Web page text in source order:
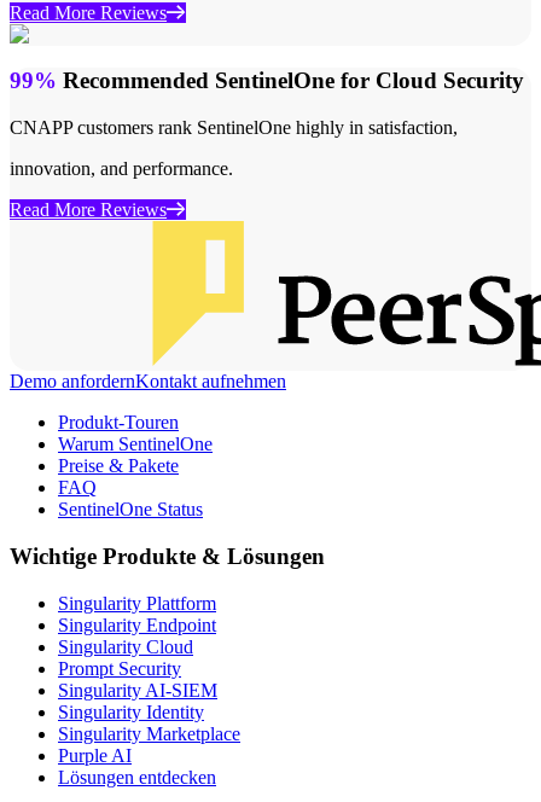
Read More Reviews
99% Recommended SentinelOne for Cloud Security
CNAPP customers rank SentinelOne highly in satisfaction,
innovation, and performance.
Read More Reviews
Demo anfordernKontakt aufnehmen
Produkt-Touren
Warum SentinelOne
Preise & Pakete
FAQ
SentinelOne Status
Wichtige Produkte & Lösungen
Singularity Plattform
Singularity Endpoint
Singularity Cloud
Prompt Security
Singularity AI-SIEM
Singularity Identity
Singularity Marketplace
Purple AI
Lösungen entdecken